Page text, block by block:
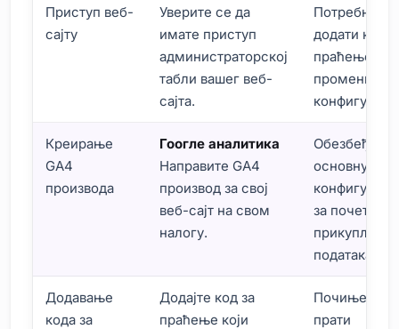
Приступ веб-
сајту
Уверите се да
имате приступ
администраторској
табли вашег веб-
сајта.
Потребно је
додати код
праћење и
променити
Креирање
GA4
производа
Гоогле аналитика
Направите GA4
производ за свој
веб-сајт на свом
налогу.
Обезбеђује
основну
за почетак
прикупљања
података.
Додавање
кода за
Додајте код за
праћење који
Почиње да
прати